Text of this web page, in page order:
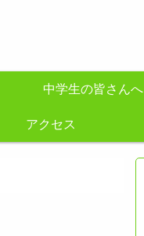
中学生の皆さんへ
アクセス